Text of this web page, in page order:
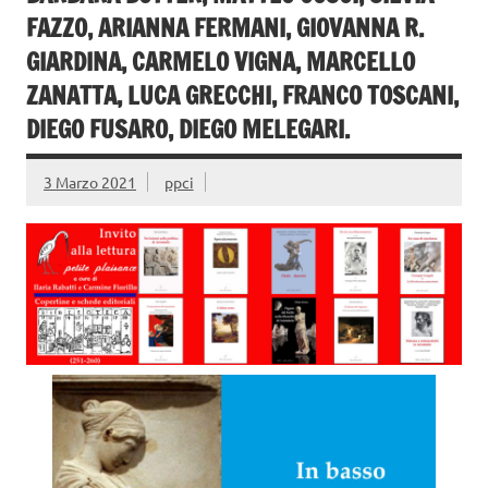
FAZZO, ARIANNA FERMANI, GIOVANNA R.
GIARDINA, CARMELO VIGNA, MARCELLO
ZANATTA, LUCA GRECCHI, FRANCO TOSCANI,
DIEGO FUSARO, DIEGO MELEGARI.
3 Marzo 2021 ppci